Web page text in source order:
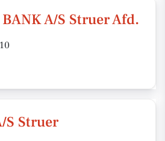
A/S Struer Afd.
S Struer